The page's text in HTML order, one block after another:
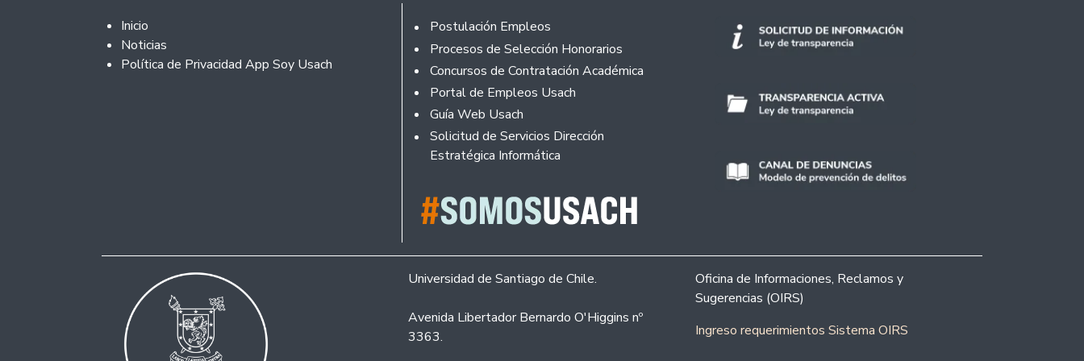
Footer 2
Inicio
Noticias
Política de Privacidad App Soy Usach
Footer
Postulación Empleos
Procesos de Selección Honorarios
Concursos de Contratación Académica
Portal de Empleos Usach
Guía Web Usach
Solicitud de Servicios Dirección
Estratégica Informática
Universidad de Santiago de Chile.
Avenida Libertador Bernardo O'Higgins nº
3363.
Oficina de Informaciones, Reclamos y
Sugerencias (OIRS)
Ingreso requerimientos Sistema OIRS